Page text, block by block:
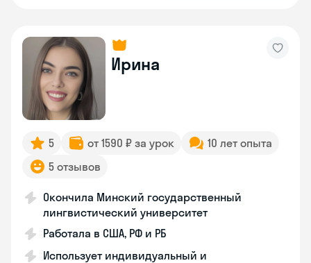
Ирина
5 от 1590 ₽ за урок
10 лет опыта
5 отзывов
Окончила Минский государственный
лингвистический университет
Работала в США, РФ и РБ
Использует индивидуальный и